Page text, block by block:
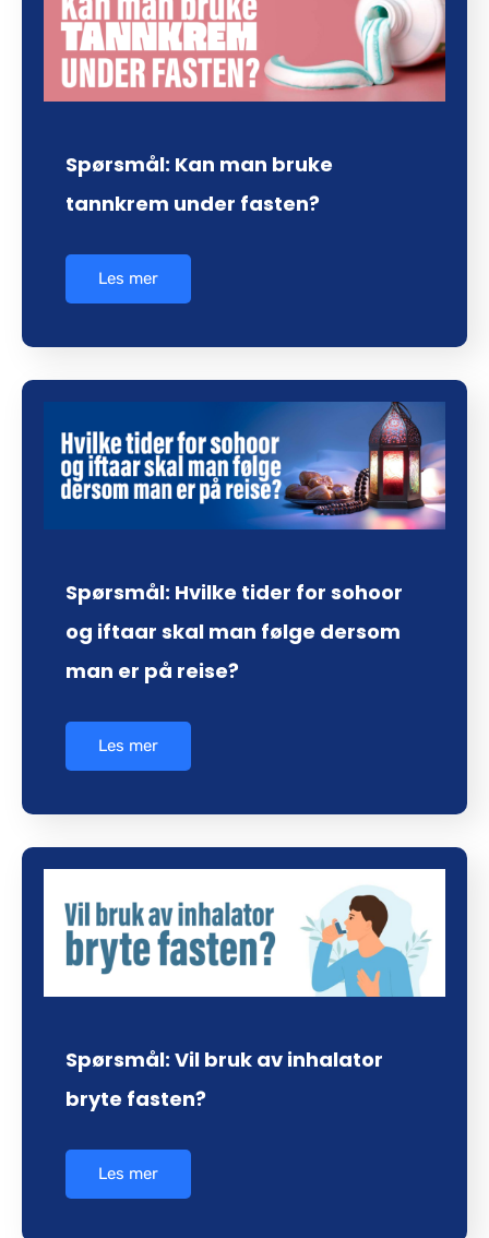
Spørsmål: Kan man bruke
tannkrem under fasten?
Les mer
Spørsmål: Hvilke tider for sohoor
og iftaar skal man følge dersom
man er på reise?
Les mer
Spørsmål: Vil bruk av inhalator
bryte fasten?
Les mer